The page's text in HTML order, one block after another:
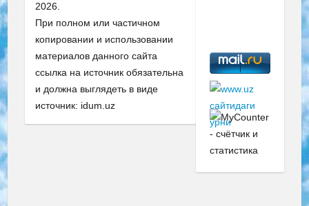
2026.
При полном или частичном
копировании и использовании
материалов данного сайта
ссылка на источник обязательна
и должна выглядеть в виде
источник: idum.uz